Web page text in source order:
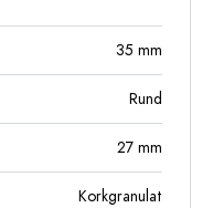
35 mm
Rund
27 mm
Korkgranulat